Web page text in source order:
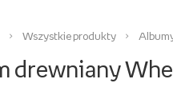
Wszystkie produkty
drewniany